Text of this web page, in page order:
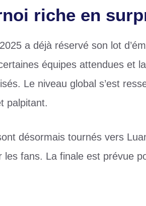
riche en
a déjà réservé son lot
équipes attendues et
Le niveau global s’est
palpitant.
désormais tournés vers
les fans. La finale est prévue